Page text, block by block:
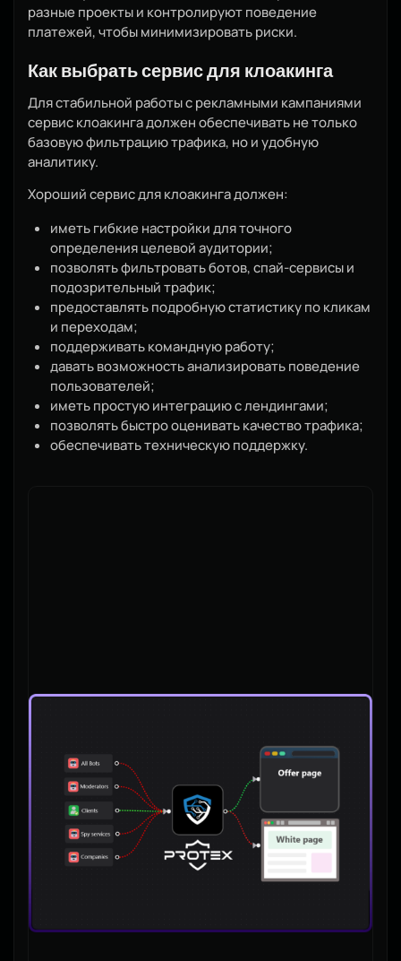
разные проекты и контролируют поведение
платежей, чтобы минимизировать риски.
Как выбрать сервис для клоакинга
Для стабильной работы с рекламными кампаниями
сервис клоакинга должен обеспечивать не только
базовую фильтрацию трафика, но и удобную
аналитику.
Хороший сервис для клоакинга должен:
иметь гибкие настройки для точного
определения целевой аудитории;
позволять фильтровать ботов, спай-сервисы и
подозрительный трафик;
предоставлять подробную статистику по кликам
и переходам;
поддерживать командную работу;
давать возможность анализировать поведение
пользователей;
иметь простую интеграцию с лендингами;
позволять быстро оценивать качество трафика;
обеспечивать техническую поддержку.